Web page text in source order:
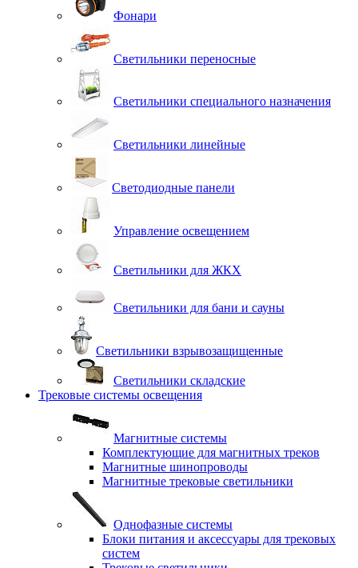
Фонари
Светильники переносные
Светильники специального назначения
Светильники линейные
Светодиодные панели
Управление освещением
Светильники для ЖКХ
Светильники для бани и сауны
Светильники взрывозащищенные
Светильники складские
Трековые системы освещения
Магнитные системы
Комплектующие для магнитных треков
Магнитные шинопроводы
Магнитные трековые светильники
Однофазные системы
Блоки питания и аксессуары для трековых
систем